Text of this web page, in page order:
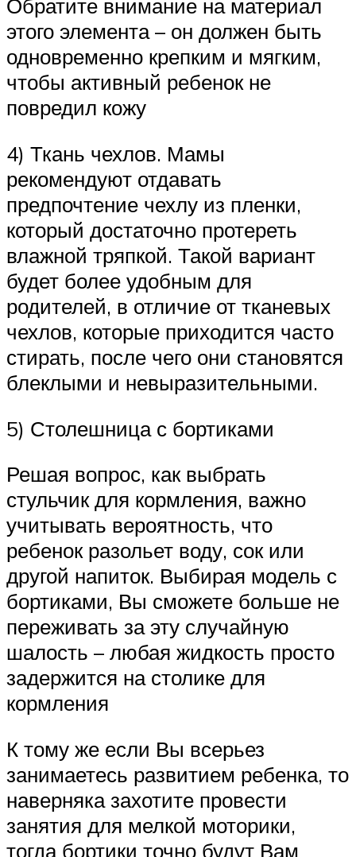
Обратите внимание на материал
этого элемента – он должен быть
одновременно крепким и мягким,
чтобы активный ребенок не
повредил кожу
4) Ткань чехлов. Мамы
рекомендуют отдавать
предпочтение чехлу из пленки,
который достаточно протереть
влажной тряпкой. Такой вариант
будет более удобным для
родителей, в отличие от тканевых
чехлов, которые приходится часто
стирать, после чего они становятся
блеклыми и невыразительными.
5) Столешница с бортиками
Решая вопрос, как выбрать
стульчик для кормления, важно
учитывать вероятность, что
ребенок разольет воду, сок или
другой напиток. Выбирая модель с
бортиками, Вы сможете больше не
переживать за эту случайную
шалость – любая жидкость просто
задержится на столике для
кормления
К тому же если Вы всерьез
занимаетесь развитием ребенка, то
наверняка захотите провести
занятия для мелкой моторики,
тогда бортики точно будут Вам